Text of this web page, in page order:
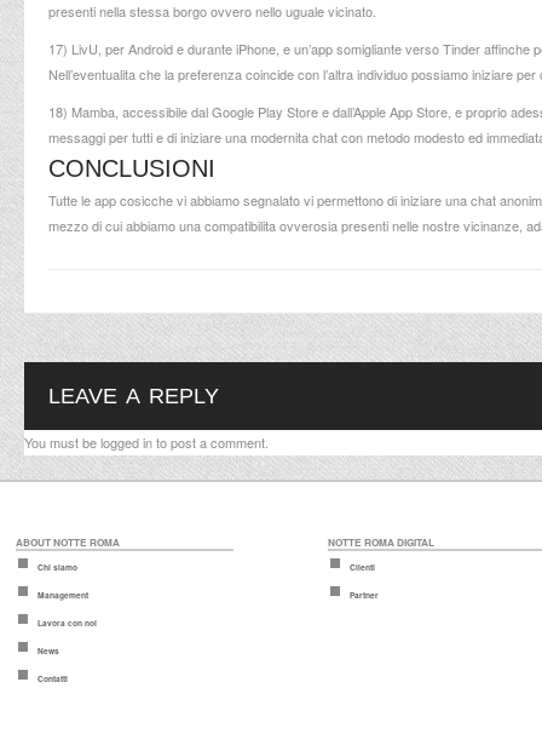
presenti nella stessa borgo ovvero nello uguale vicinato.
17) LivU, per Android e durante iPhone, e un’app somigliante verso Tinder
Nell’eventualita che la preferenza coincide con l’altra individuo possiamo iniziare
18) Mamba, accessibile dal Google Play Store e dall’Apple App Store, e proprio
messaggi per tutti e di iniziare una modernita chat con metodo modesto ed
CONCLUSIONI
Tutte le app cosicche vi abbiamo segnalato vi permettono di iniziare una chat
mezzo di cui abbiamo una compatibilita ovverosia presenti nelle nostre vicinanze,
LEAVE A REPLY
You must belogged into post a comment.
ABOUT NOTTE ROMA
Chi siamo
Management
Lavora con noi
News
Contatti
NOTTE ROMA DIGITAL
Clienti
Partner